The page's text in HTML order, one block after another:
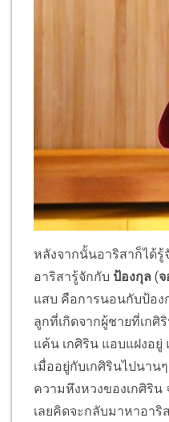
หลังจากนั้นอาริสาก็ได้รู้
อาริสารู้จักกับ ป้องกุล (จ
แสบ คือการนอนกับป้อง
ลูกที่เกิดจากผู้ชายที่เกศิ
แค้น เกศิริน แอบแฝงอ
เมื่ออยู่กับเกศิรินไปนาน
ความหึงหวงของเกศิริ
เลยคิดจะกลับมาหาอาริ